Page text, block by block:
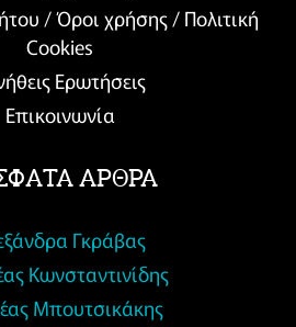
/ Όροι χρήσης / Πολιτική
Cookies
Ερωτήσεις
Επικοινωνία
ΑΡΘΡΑ
Γκράβας
Κωνσταντινίδης
Μπουτσικάκης